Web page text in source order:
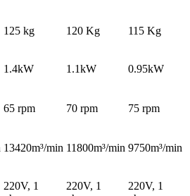
125 kg 120 Kg 115 Kg
1.4kW 1.1kW 0.95kW
65 rpm 70 rpm 75 rpm
13420m³/min 11800m³/min 9750m³/min
220V, 1
220V, 1
220V, 1